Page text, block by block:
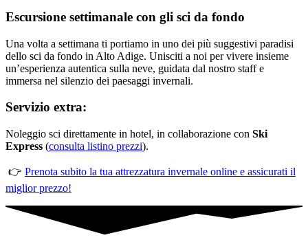
Escursione settimanale con gli sci da fondo
Una volta a settimana ti portiamo in uno dei più suggestivi paradisi
dello sci da fondo in Alto Adige. Unisciti a noi per vivere insieme
un’esperienza autentica sulla neve, guidata dal nostro staff e
immersa nel silenzio dei paesaggi invernali.
Servizio extra:
Noleggio sci direttamente in hotel, in collaborazione con Ski
Express (consulta listino prezzi).
👉 Prenota subito la tua attrezzatura invernale online e assicurati il
miglior prezzo!